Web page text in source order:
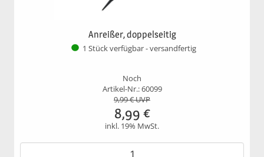
Anreißer, doppelseitig
1 Stück verfügbar - versandfertig
Noch
Artikel-Nr.: 60099
9,99€ UVP
8,99 €
inkl. 19% MwSt.